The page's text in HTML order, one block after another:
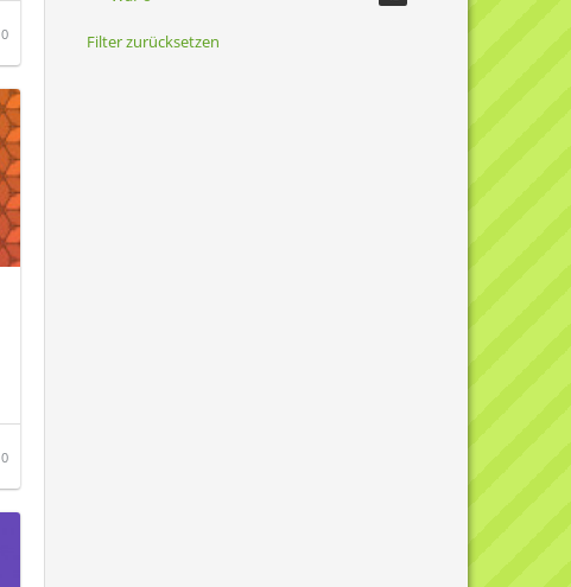
0
0
Filter zurücksetzen